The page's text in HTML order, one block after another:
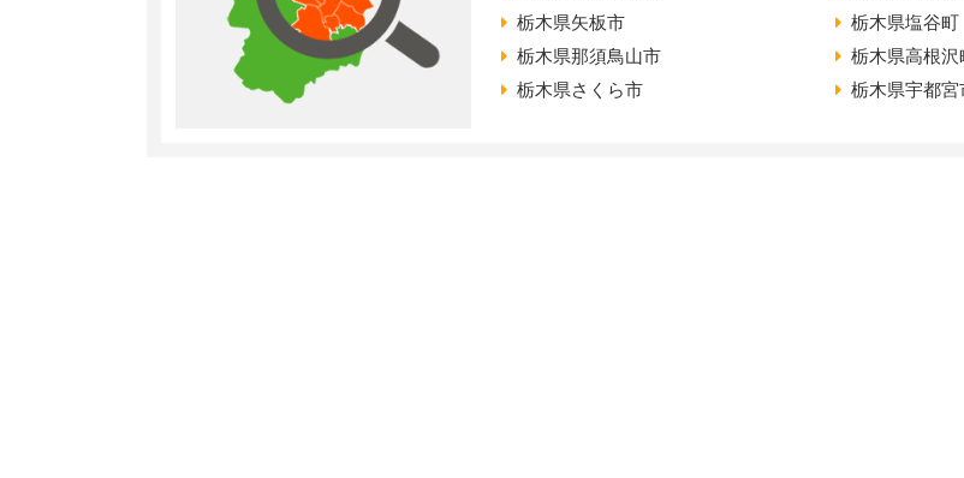
栃木県矢板市
栃木県那須鳥山市
栃木県さくら市
栃木県塩谷町
栃木県高根沢
栃木県宇都宮